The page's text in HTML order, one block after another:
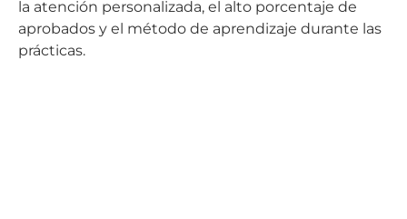
la atención personalizada, el alto porcentaje de
aprobados y el método de aprendizaje durante las
prácticas.